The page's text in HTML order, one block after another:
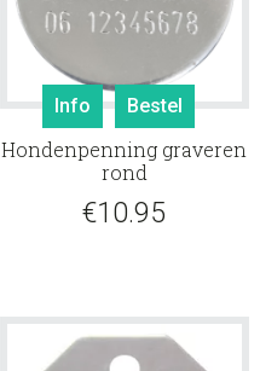
Info Bestel
Hondenpenning graveren
rond
€10.95